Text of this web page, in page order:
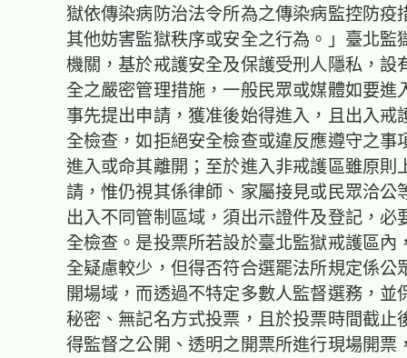
獄依傳染病防治法令所為之傳染病監控防疫
其他妨害監獄秩序或安全之行為。」臺北監
機關，基於戒護安全及保護受刑人隱私，設
全之嚴密管理措施，一般民眾或媒體如要進
事先提出申請，獲准後始得進入，且出入戒
全檢查，如拒絕安全檢查或違反應遵守之事
進入或命其離開；至於進入非戒護區雖原則
請，惟仍視其係律師、家屬接見或民眾洽公
出入不同管制區域，須出示證件及登記，必
全檢查。是投票所若設於臺北監獄戒護區內
全疑慮較少，但得否符合選罷法所規定係公
開場域，而透過不特定多數人監督選務，並
秘密、無記名方式投票，且於投票時間截止
得監督之公開、透明之開票所進行現場開票